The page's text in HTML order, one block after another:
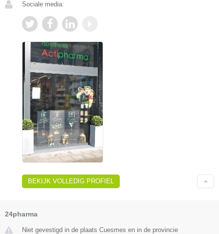
Sociale media:
BEKIJK VOLLEDIG PROFIEL
24pharma
Niet gevestigd in de plaats Cuesmes en in de provincie